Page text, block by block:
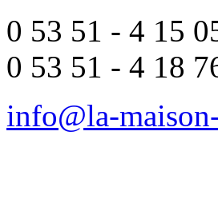
0 53 51 - 4 15
0 53 51 - 4 18
info@la-